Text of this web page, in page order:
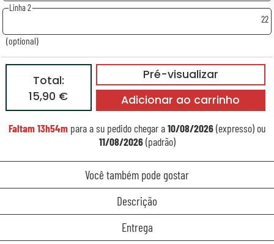
Linha 2
22
(optional)
Pré-visualizar
Total:
15,90 €
Adicionar ao carrinho
Faltam13h54m para a su pedido chegar a10/08/2026(expresso) ou
11/08/2026(padrão)
Você também pode gostar
Descrição
Entrega